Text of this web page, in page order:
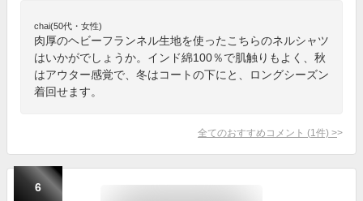
chai(50代・女性)
肉厚のヘビーフランネル生地を使ったこちらのネルシャツ
はいかがでしょうか。インド綿100％で肌触りもよく、秋
はアウター感覚で、冬はコートの下にと、ロングシーズン
着回せます。
全てのおすすめコメント (1 件) >
6